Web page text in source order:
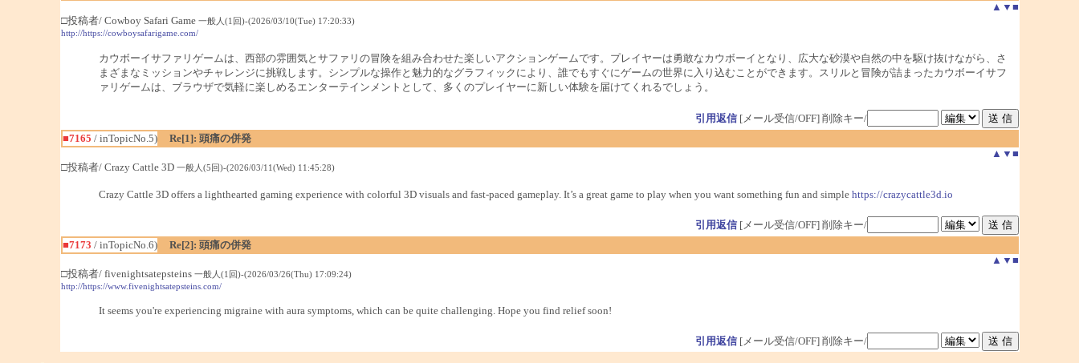
▲ ▼ ■
□投稿者/ Cowboy Safari Game 一般人(1回)-(2026/03/10(Tue) 17:20:33)
http://https://cowboysafarigame.com/
カウボーイサファリゲームは、西部の雰囲気とサファリの冒険を組み合わせた楽しいアクションゲームです。プレイヤーは勇敢なカウボーイとなり、広大な砂漠や自然の中を駆け抜けながら、さ
まざまなミッションやチャレンジに挑戦します。シンプルな操作と魅力的なグラフィックにより、誰でもすぐにゲームの世界に入り込むことができます。スリルと冒険が詰まったカウボーイサフ
ァリゲームは、ブラウザで気軽に楽しめるエンターテインメントとして、多くのプレイヤーに新しい体験を届けてくれるでしょう。
引用返信[メール受信/OFF] 削除キー/
■7165 / inTopicNo.5)
Re[1]: 頭痛の併発
▲ ▼ ■
□投稿者/ Crazy Cattle 3D 一般人(5回)-(2026/03/11(Wed) 11:45:28)
Crazy Cattle 3D offers a lighthearted gaming experience with colorful 3D visuals and fast-paced gameplay. It’s a great game to play when you want something fun and simple https://crazycattle3d.io
引用返信[メール受信/OFF] 削除キー/
■7173 / inTopicNo.6)
Re[2]: 頭痛の併発
▲ ▼ ■
□投稿者/ fivenightsatepsteins 一般人(1回)-(2026/03/26(Thu) 17:09:24)
http://https://www.fivenightsatepsteins.com/
It seems you're experiencing migraine with aura symptoms, which can be quite challenging. Hope you find relief soon!
引用返信[メール受信/OFF] 削除キー/